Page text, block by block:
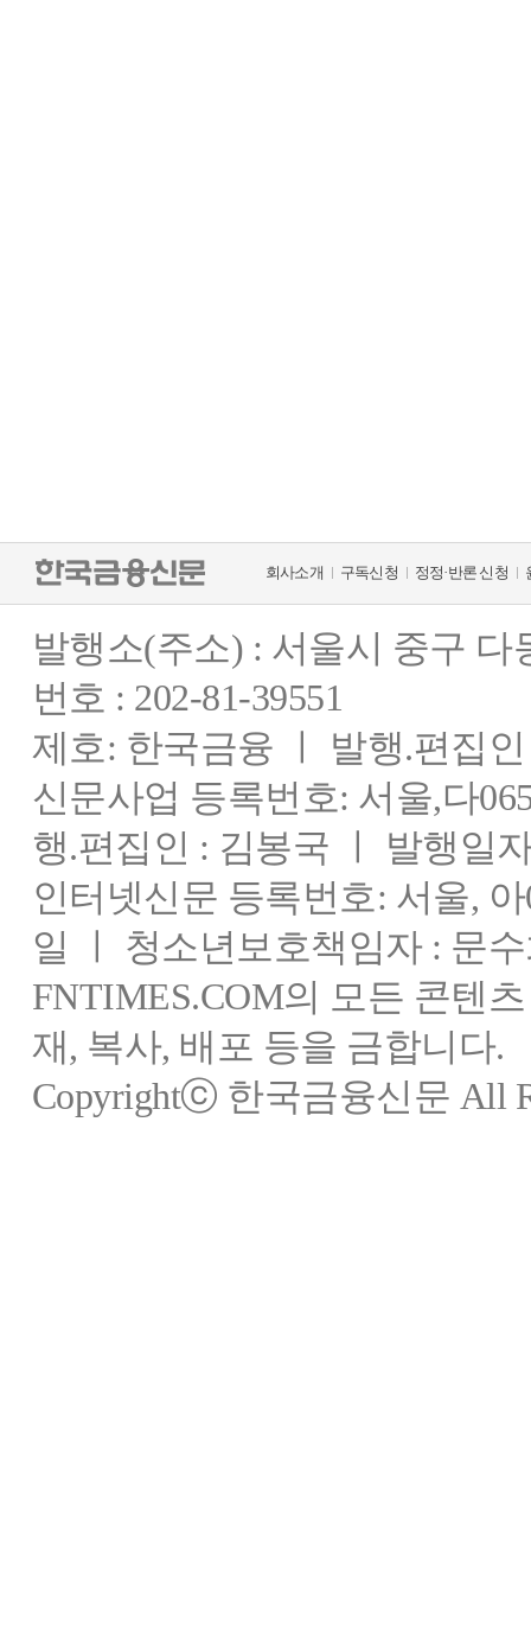
회사소개 구독신청 정정·반론 신청
발행소(주소) : 서울시 중구
번호 : 202-81-39551
제호: 한국금융 ㅣ 발행.편집
신문사업 등록번호: 서울,다
행.편집인 : 김봉국 ㅣ 발행일
인터넷신문 등록번호: 서울,
일 ㅣ 청소년보호책임자 : 문
FNTIMES.COM의 모든 콘텐
재, 복사, 배포 등을 금합니다.
Copyrightⓒ 한국금융신문 All